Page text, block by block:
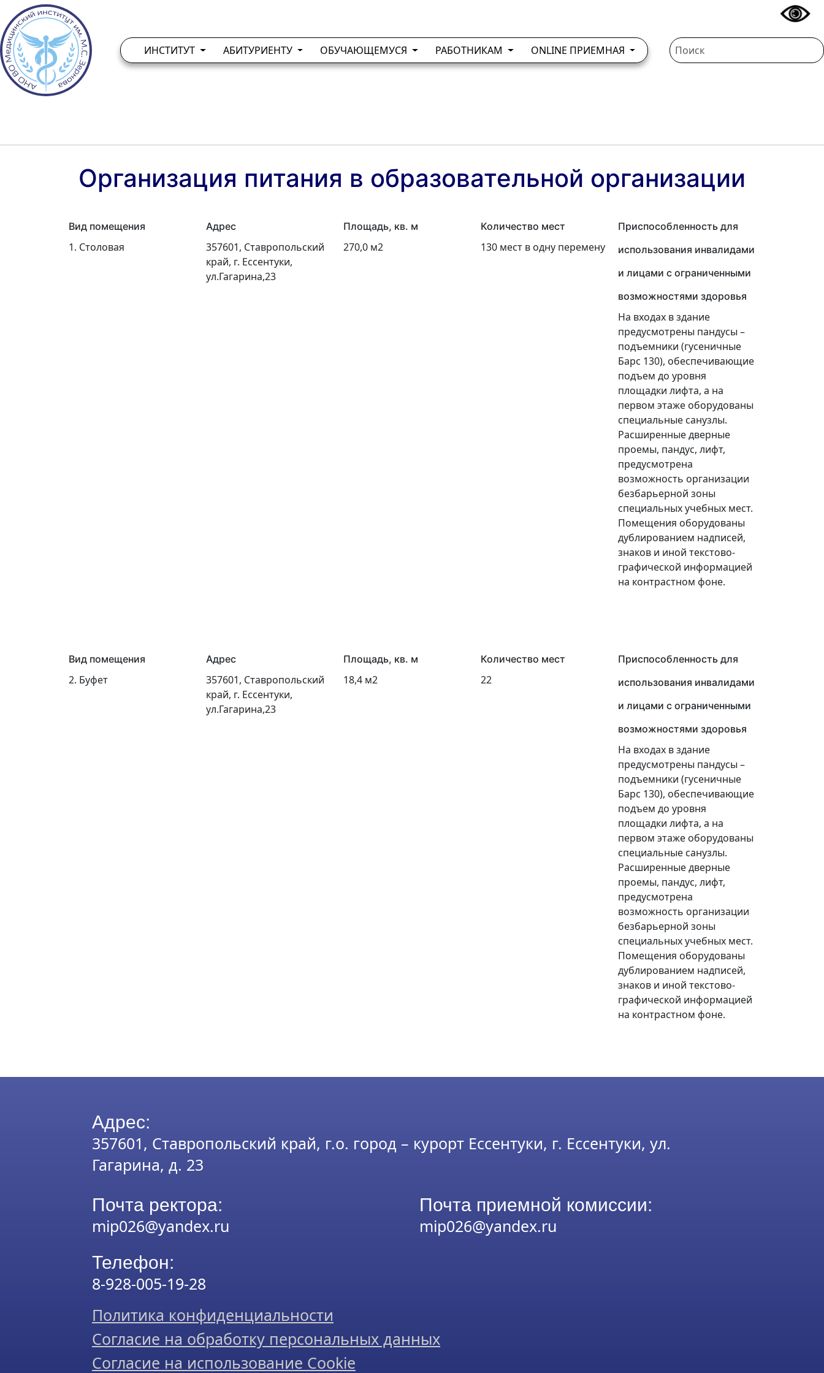
ИНСТИТУТ АБИТУРИЕНТУ ОБУЧАЮЩЕМУСЯ РАБОТНИКАМ ONLINE ПРИЕМНАЯ
Организация питания в образовательной организации
Вид помещения
1. Столовая
Адрес
357601, Ставропольский
край, г. Ессентуки,
ул.Гагарина,23
Площадь, кв. м
270,0 м2
Количество мест
130 мест в одну перемену
Приспособленность для
использования инвалидами
и лицами с ограниченными
возможностями здоровья
На входах в здание
предусмотрены пандусы –
подъемники (гусеничные
Барс 130), обеспечивающие
подъем до уровня
площадки лифта, а на
первом этаже оборудованы
специальные санузлы.
Расширенные дверные
проемы, пандус, лифт,
предусмотрена
возможность организации
безбарьерной зоны
специальных учебных мест.
Помещения оборудованы
дублированием надписей,
знаков и иной текстово-
графической информацией
на контрастном фоне.
Вид помещения
2. Буфет
Адрес
357601, Ставропольский
край, г. Ессентуки,
ул.Гагарина,23
Площадь, кв. м
18,4 м2
Количество мест
22
Приспособленность для
использования инвалидами
и лицами с ограниченными
возможностями здоровья
На входах в здание
предусмотрены пандусы –
подъемники (гусеничные
Барс 130), обеспечивающие
подъем до уровня
площадки лифта, а на
первом этаже оборудованы
специальные санузлы.
Расширенные дверные
проемы, пандус, лифт,
предусмотрена
возможность организации
безбарьерной зоны
специальных учебных мест.
Помещения оборудованы
дублированием надписей,
знаков и иной текстово-
графической информацией
на контрастном фоне.
Адрес:
357601, Ставропольский край, г.о. город – курорт Ессентуки, г. Ессентуки, ул.
Гагарина, д. 23
Почта ректора:
mip026@yandex.ru
Почта приемной комиссии:
mip026@yandex.ru
Телефон:
8-928-005-19-28
Политика конфиденциальности
Согласие на обработку персональных данных
Согласие на использование Cookie